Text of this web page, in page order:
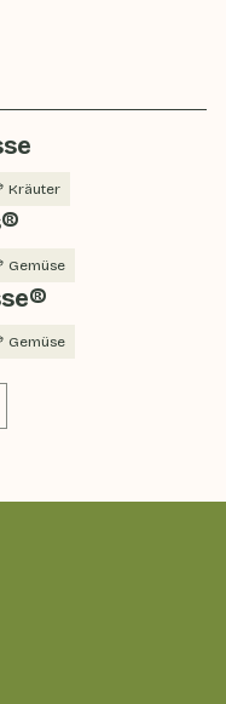
Kräuter
Gemüse
Gemüse